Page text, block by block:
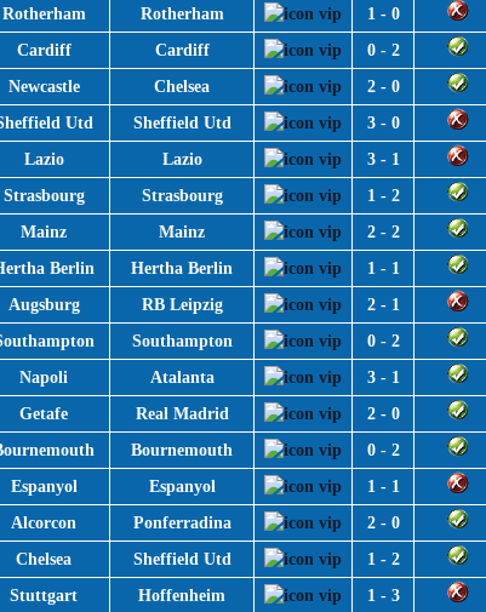
Rotherham Rotherham
1 - 0
Cardiff Cardiff
0 - 2
Newcastle Chelsea
2 - 0
Utd Sheffield Utd
3 - 0
Lazio Lazio
3 - 1
Strasbourg Strasbourg
1 - 2
Mainz Mainz
2 - 2
Berlin Hertha Berlin
1 - 1
Augsburg RB Leipzig
2 - 1
Southampton
0 - 2
Napoli Atalanta
3 - 1
Getafe Real Madrid
2 - 0
Bournemouth
0 - 2
Espanyol Espanyol
1 - 1
Alcorcon Ponferradina
2 - 0
Chelsea Sheffield Utd
1 - 2
Stuttgart Hoffenheim
1 - 3